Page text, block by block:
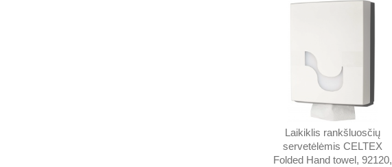
Laikiklis rankšluosčių
servetėlėmis CELTEX
Folded Hand towel, 92120,